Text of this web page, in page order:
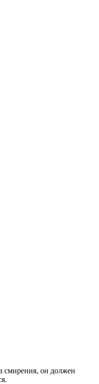
смирения, он должен
.